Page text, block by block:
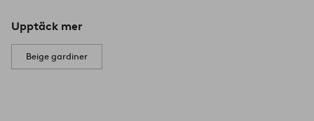
Upptäck mer
Beige gardiner